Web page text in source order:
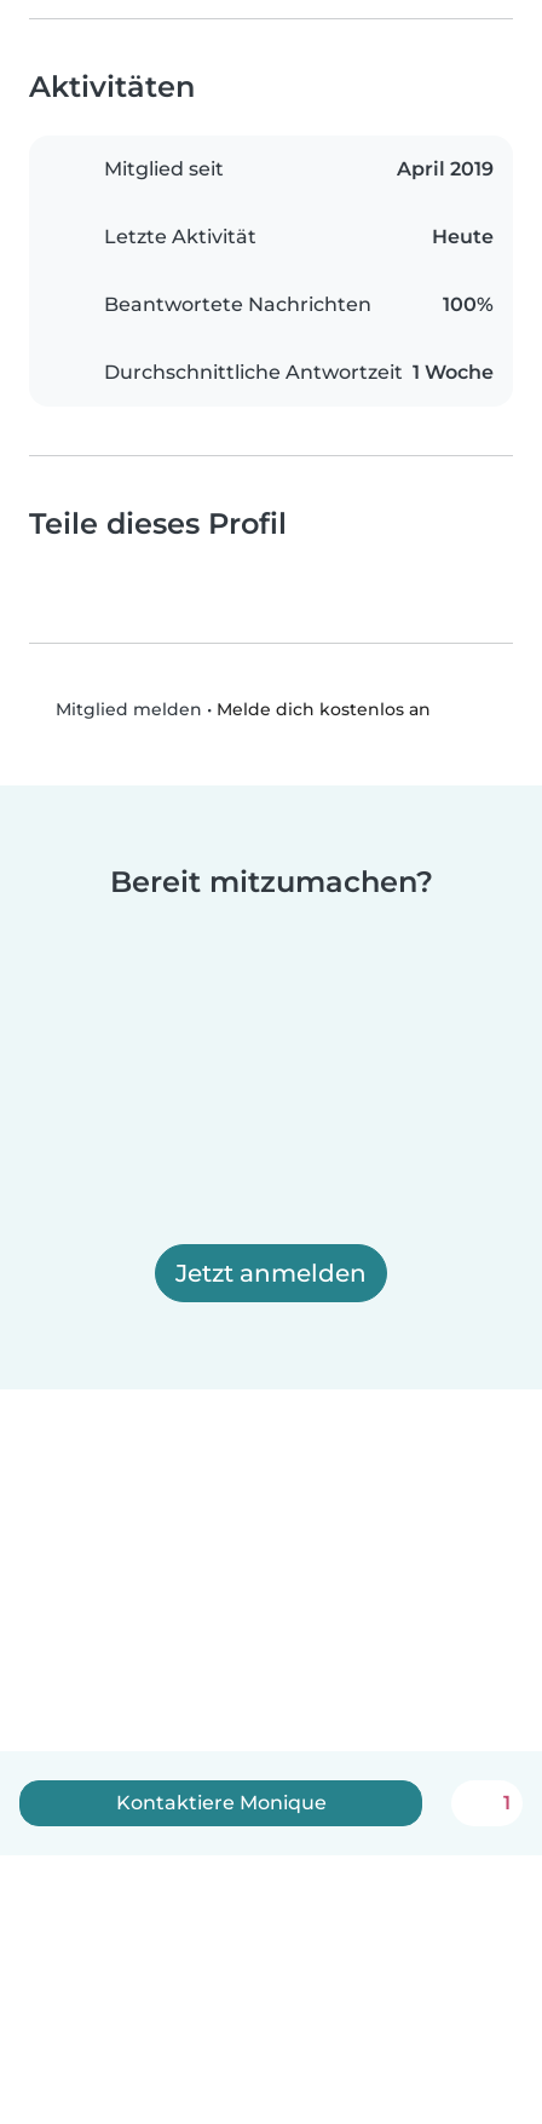
Aktivitäten
Mitglied seit April 2019
Letzte Aktivität Heute
Beantwortete Nachrichten 100%
Durchschnittliche Antwortzeit 1 Woche
Teile dieses Profil
Mitglied melden • Melde dich kostenlos an
Bereit mitzumachen?
Jetzt anmelden
Kontaktiere Monique 1